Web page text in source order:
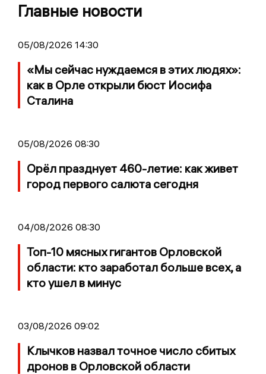
Главные новости
05/08/2026 14:30
«Мы сейчас нуждаемся в этих людях»:
как в Орле открыли бюст Иосифа
Сталина
05/08/2026 08:30
Орёл празднует 460-летие: как живет
город первого салюта сегодня
04/08/2026 08:30
Топ-10 мясных гигантов Орловской
области: кто заработал больше всех, а
кто ушел в минус
03/08/2026 09:02
Клычков назвал точное число сбитых
дронов в Орловской области